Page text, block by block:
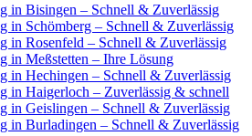
in Bisingen – Schnell & Zuverlässig
in Schömberg – Schnell & Zuverlässig
in Rosenfeld – Schnell & Zuverlässig
in Meßstetten – Ihre Lösung
in Hechingen – Schnell & Zuverlässig
in Haigerloch – Zuverlässig & schnell
in Geislingen – Schnell & Zuverlässig
in Burladingen – Schnell & Zuverlässig